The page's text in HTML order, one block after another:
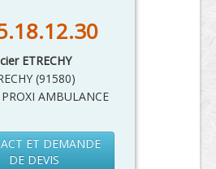
ETRECHY
(91580)
PROXI AMBULANCE
ET DEMANDE
DE DEVIS